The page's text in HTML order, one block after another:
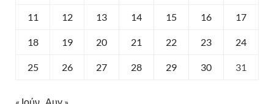
11 12 13 14 15 16 17
18 19 20 21 22 23 24
25 26 27 28 29 30 31